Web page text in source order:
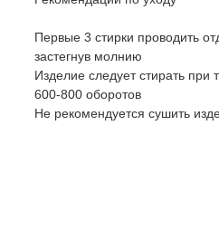
Первые 3 стирки проводить
застегнув молнию
Изделие следует стирать
600-800 оборотов
Не рекомендуется сушить